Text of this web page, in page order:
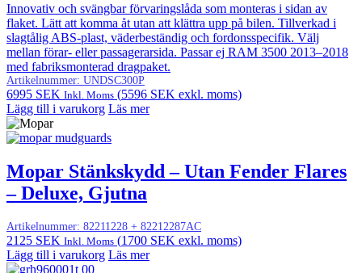
Innovativ och svängbar förvaringslåda som monteras i sidan av
flaket. Lätt att komma åt utan att klättra upp på bilen. Tillverkad i
slagtålig ABS-plast, väderbeständig och fordonsspecifik. Välj
mellan förar- eller passagerarsida. Passar ej RAM 3500 2013–2018
med fabriksmonterad dragpaket.
Artikelnummer: UNDSC300P
6995 SEK Inkl. Moms (5596 SEK exkl. moms)
Lägg till i varukorg Läs mer
Mopar Stänkskydd – Utan Fender Flares
– Deluxe, Gjutna
Artikelnummer: 82211228 + 82212287AC
2125 SEK Inkl. Moms (1700 SEK exkl. moms)
Lägg till i varukorg Läs mer